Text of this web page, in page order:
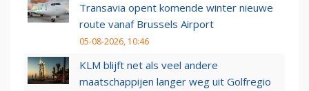
Transavia opent komende winter nieuwe
route vanaf Brussels Airport
05-08-2026, 10:46
KLM blijft net als veel andere
maatschappijen langer weg uit Golfregio